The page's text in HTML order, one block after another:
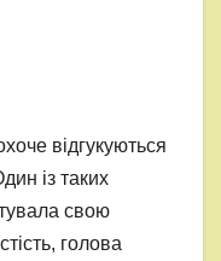
відгукуються
із таких
свою
голова